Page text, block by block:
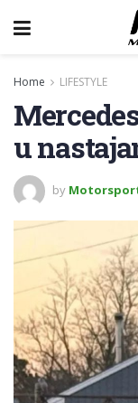
Home LIFESTYLE
u
by